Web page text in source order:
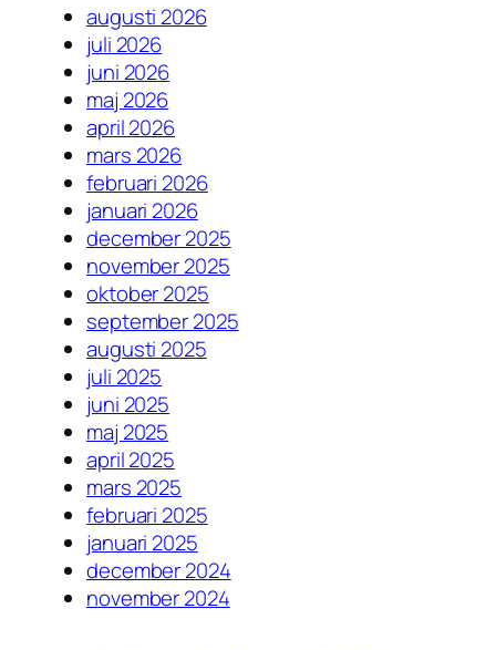
augusti 2026
juli 2026
juni 2026
maj 2026
april 2026
mars 2026
februari 2026
januari 2026
december 2025
november 2025
oktober 2025
september 2025
augusti 2025
juli 2025
juni 2025
maj 2025
april 2025
mars 2025
februari 2025
januari 2025
december 2024
november 2024